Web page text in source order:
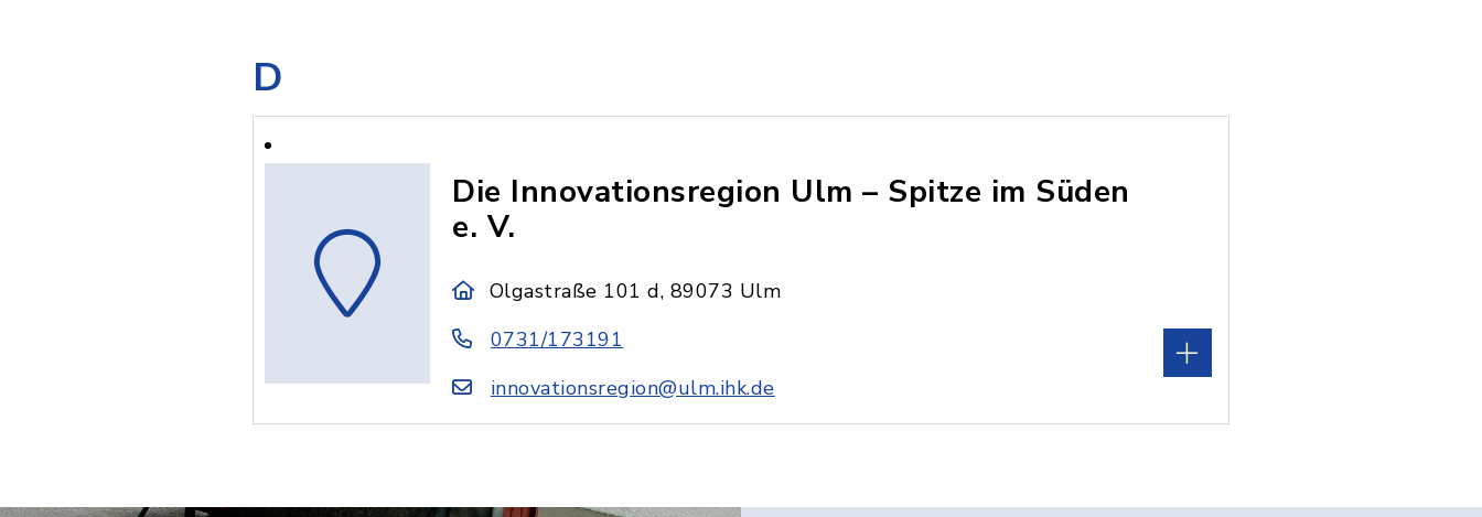
D
Die Innovationsregion Ulm – Spitze im Süden
e. V.
Olgastraße 101 d, 89073 Ulm
0731/173191
innovationsregion@ulm.ihk.de